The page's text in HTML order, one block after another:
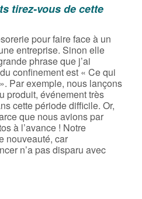
tirez-vous de cette
pour faire face à un
entreprise. Sinon elle
phrase que j’ai
confinement est « Ce qui
Par exemple, nous lançons
produit, événement très
cette période difficile. Or,
que nous avions par
à l’avance ! Notre
nouveauté, car
n’a pas disparu avec